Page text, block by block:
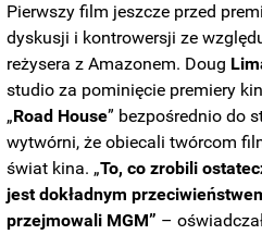
Pierwszy film jeszcze przed
dyskusji i kontrowersji ze
reżysera z Amazonem. Doug
studio za pominięcie premiery
„Road House” bezpośrednio do
wytwórni, że obiecali twórcom
świat kina. „To, co zrobili
jest dokładnym
przejmowali MGM” –